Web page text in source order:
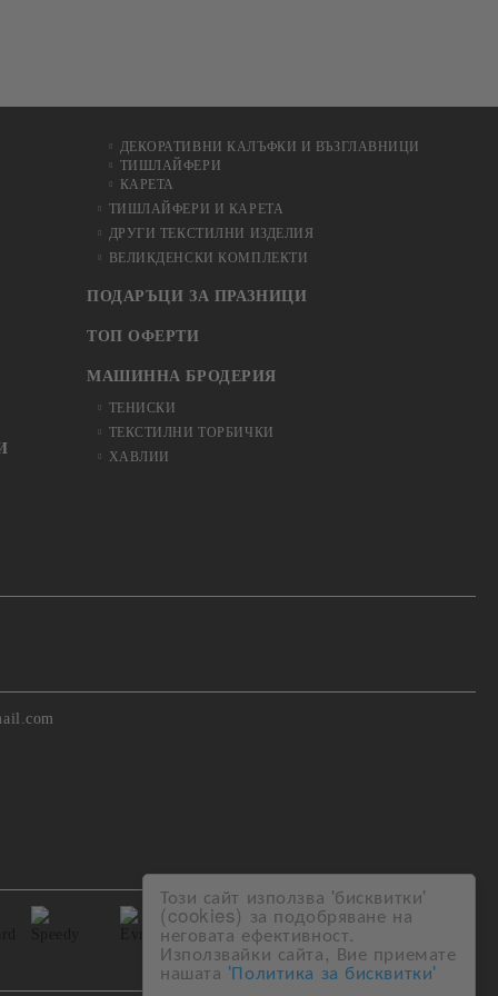
Този сайт използва 'бисквитки'
(cookies) за подобряване на
неговата ефективност.
Използвайки сайта, Вие приемате
нашата 'Политика за бисквитки'
ДЕКОРАТИВНИ КАЛЪФКИ И ВЪЗГЛАВНИЦИ
ТИШЛАЙФЕРИ
КАРЕТА
ТИШЛАЙФЕРИ И КАРЕТА
ДРУГИ ТЕКСТИЛНИ ИЗДЕЛИЯ
ВЕЛИКДЕНСКИ КОМПЛЕКТИ
ПОДАРЪЦИ ЗА ПРАЗНИЦИ
ТОП ОФЕРТИ
МАШИННА БРОДЕРИЯ
ТЕНИСКИ
ТЕКСТИЛНИ ТОРБИЧКИ
ХАВЛИИ